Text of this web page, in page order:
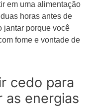
em uma alimentação
horas antes de
jantar porque você
fome e vontade de
cedo para
as energias